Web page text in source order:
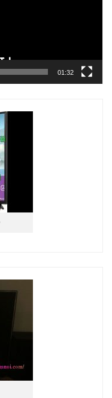
01:32